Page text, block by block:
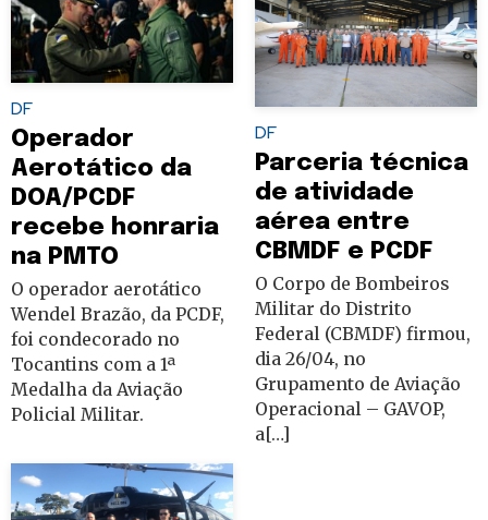
DF
Operador
Aerotático da
DOA/PCDF
recebe honraria
na PMTO
O operador aerotático
Wendel Brazão, da PCDF,
foi condecorado no
Tocantins com a 1ª
Medalha da Aviação
Policial Militar.
DF
Parceria técnica
de atividade
aérea entre
CBMDF e PCDF
O Corpo de Bombeiros
Militar do Distrito
Federal (CBMDF) firmou,
dia 26/04, no
Grupamento de Aviação
Operacional – GAVOP,
a[…]